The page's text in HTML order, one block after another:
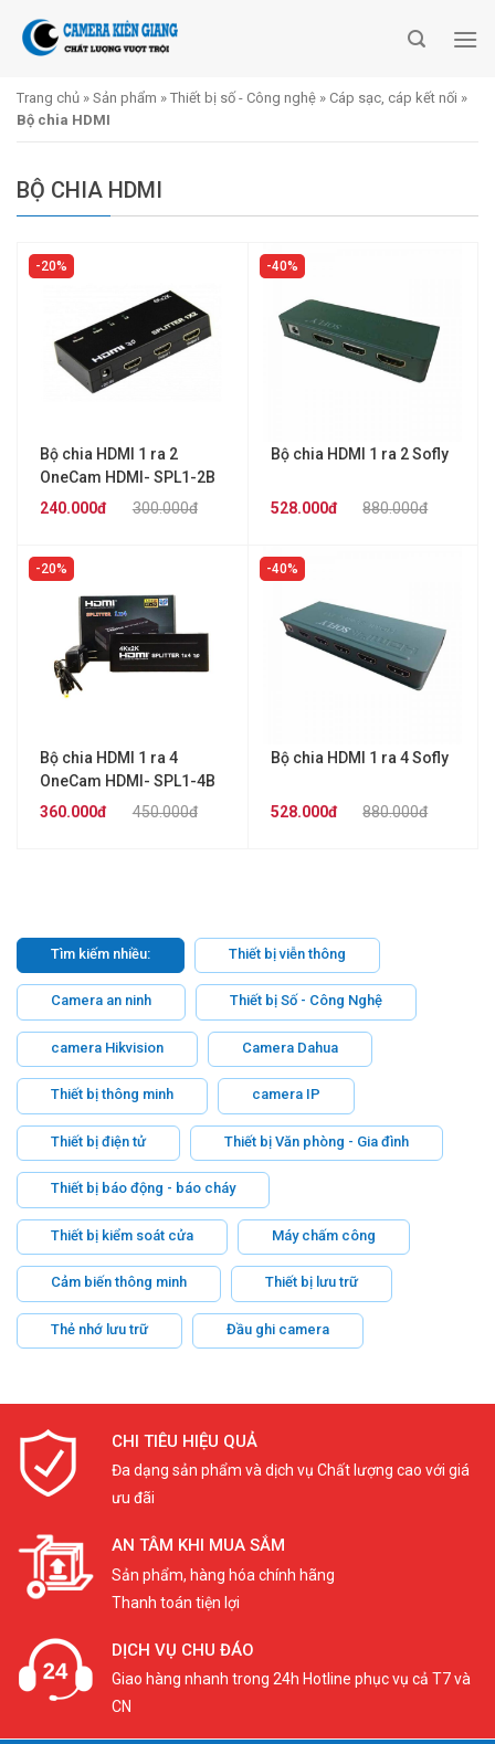
Trang chủ » Sản phẩm » Thiết bị số - Công nghệ » Cáp sạc, cáp kết nối »
Bộ chia HDMI
BỘ CHIA HDMI
20%
Bộ chia HDMI 1 ra 2
OneCam HDMI- SPL1-2B
4K
300.000đ
240.000đ
40%
Bộ chia HDMI 1 ra 2 Sofly
880.000đ
528.000đ
20%
Bộ chia HDMI 1 ra 4
OneCam HDMI- SPL1-4B
4K
450.000đ
360.000đ
40%
Bộ chia HDMI 1 ra 4 Sofly
880.000đ
528.000đ
Tìm kiếm nhiều: Thiết bị viễn thông
Camera an ninh Thiết bị Số - Công Nghệ
camera Hikvision Camera Dahua
Thiết bị thông minh camera IP
Thiết bị điện tử Thiết bị Văn phòng - Gia đình
Thiết bị báo động - báo cháy
Thiết bị kiểm soát cửa Máy chấm công
Cảm biến thông minh Thiết bị lưu trữ
Thẻ nhớ lưu trữ Đầu ghi camera
CHI TIÊU HIỆU QUẢ
Đa dạng sản phẩm và dịch vụ Chất lượng cao với giá
ưu đãi
AN TÂM KHI MUA SẮM
Sản phẩm, hàng hóa chính hãng
Thanh toán tiện lợi
DỊCH VỤ CHU ĐÁO
Giao hàng nhanh trong 24h Hotline phục vụ cả T7 và
CN